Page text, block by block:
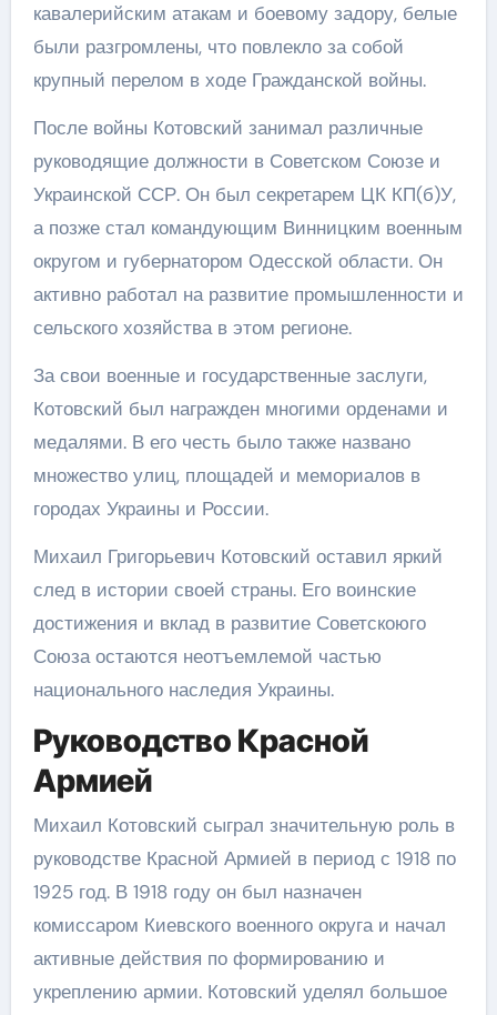
кавалерийским атакам и боевому задору, белые
были разгромлены, что повлекло за собой
крупный перелом в ходе Гражданской войны.
После войны Котовский занимал различные
руководящие должности в Советском Союзе и
Украинской ССР. Он был секретарем ЦК КП(б)У,
а позже стал командующим Винницким военным
округом и губернатором Одесской области. Он
активно работал на развитие промышленности и
сельского хозяйства в этом регионе.
За свои военные и государственные заслуги,
Котовский был награжден многими орденами и
медалями. В его честь было также названо
множество улиц, площадей и мемориалов в
городах Украины и России.
Михаил Григорьевич Котовский оставил яркий
след в истории своей страны. Его воинские
достижения и вклад в развитие Советскоюго
Союза остаются неотъемлемой частью
национального наследия Украины.
Руководство Красной
Армией
Михаил Котовский сыграл значительную роль в
руководстве Красной Армией в период с 1918 по
1925 год. В 1918 году он был назначен
комиссаром Киевского военного округа и начал
активные действия по формированию и
укреплению армии. Котовский уделял большое